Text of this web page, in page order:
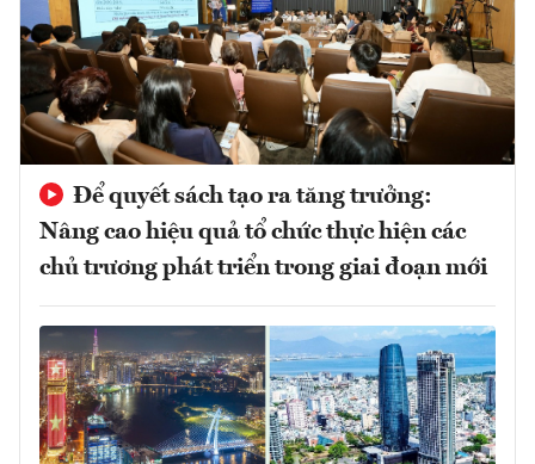
Để quyết sách tạo ra tăng trưởng:
Nâng cao hiệu quả tổ chức thực hiện các
chủ trương phát triển trong giai đoạn mới